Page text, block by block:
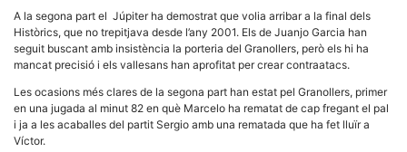
A la segona part el Júpiter ha demostrat que volia arribar a la final dels
Històrics, que no trepitjava desde l’any 2001. Els de Juanjo Garcia han
seguit buscant amb insistència la porteria del Granollers, però els hi ha
mancat precisió i els vallesans han aprofitat per crear contraatacs.
Les ocasions més clares de la segona part han estat pel Granollers, primer
en una jugada al minut 82 en què Marcelo ha rematat de cap fregant el pal
i ja a les acaballes del partit Sergio amb una rematada que ha fet lluïr a
Víctor.
Experiència
d'usuari
Alguns
components
tècnics del
nostre lloc web
emmagatzemen
dades en el seu